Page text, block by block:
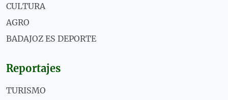
CULTURA
AGRO
BADAJOZ ES DEPORTE
Reportajes
TURISMO